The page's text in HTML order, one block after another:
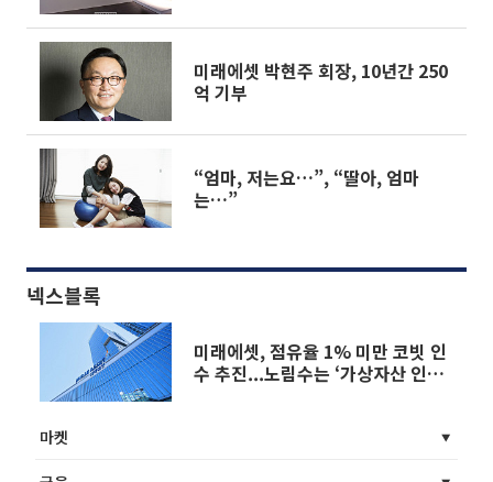
미래에셋 박현주 회장, 10년간 250
억 기부
“엄마, 저는요…”, “딸아, 엄마
는…”
넥스블록
미래에셋, 점유율 1% 미만 코빗 인
수 추진...노림수는 ‘가상자산 인프
마켓